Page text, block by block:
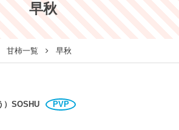
早秋
甘柿一覧 早秋
）SOSHU PVP